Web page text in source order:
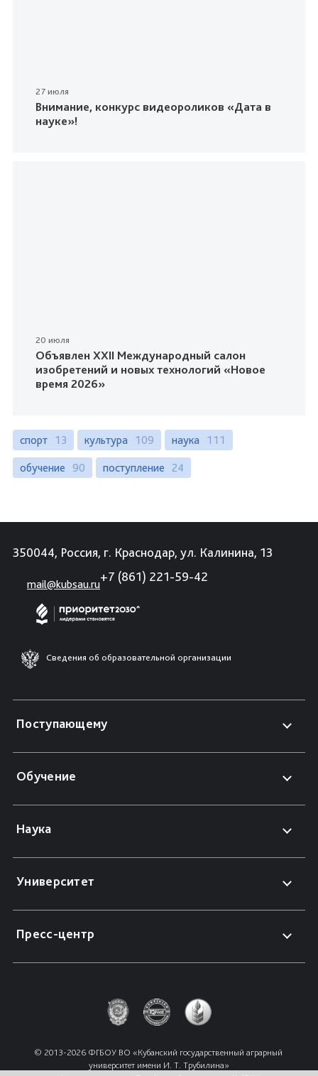
27 июля
Внимание, конкурс видеороликов «Дата в
науке»!
20 июля
Объявлен XXII Международный салон
изобретений и новых технологий «Новое
время 2026»
спорт 13 культура 109 наука 111
обучение 90 поступление 24
350044, Россия, г. Краснодар, ул. Калинина, 13
mail@kubsau.ru
+7 (861) 221-59-42
Сведения об образовательной организации
Поступающему
Обучение
Наука
Университет
Пресс-центр
© 2013-2026 ФГБОУ ВО «Кубанский государственный аграрный
университет имени И. Т. Трубилина»